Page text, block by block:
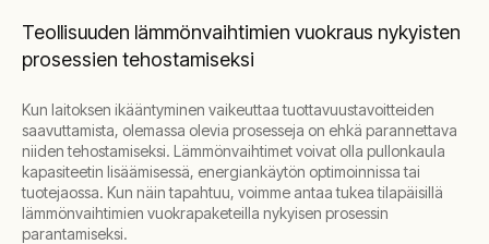
Teollisuuden lämmönvaihtimien vuokraus nykyisten
prosessien tehostamiseksi
Kun laitoksen ikääntyminen vaikeuttaa tuottavuustavoitteiden
saavuttamista, olemassa olevia prosesseja on ehkä parannettava
niiden tehostamiseksi. Lämmönvaihtimet voivat olla pullonkaula
kapasiteetin lisäämisessä, energiankäytön optimoinnissa tai
tuotejaossa. Kun näin tapahtuu, voimme antaa tukea tilapäisillä
lämmönvaihtimien vuokrapaketeilla nykyisen prosessin
parantamiseksi.